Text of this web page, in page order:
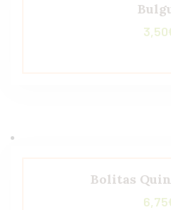
3,50
Bolitas
6,75